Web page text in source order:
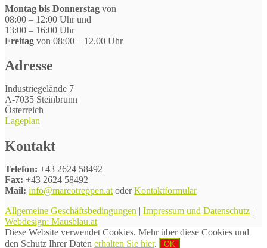
Montag bis Donnerstag von
08:00 – 12:00 Uhr und
13:00 – 16:00 Uhr
Freitag von 08:00 – 12.00 Uhr
Adresse
Industriegelände 7
A-7035 Steinbrunn
Österreich
Lageplan
Kontakt
Telefon: +43 2624 58492
Fax: +43 2624 58492
Mail: info@marcotreppen.at oderKontaktformular
Allgemeine Geschäftsbedingungen | Impressum und Datenschutz |
Webdesign: Mausblau.at
Diese Website verwendet Cookies. Mehr über diese Cookies und
den Schutz Ihrer Daten erhalten Sie hier. OK